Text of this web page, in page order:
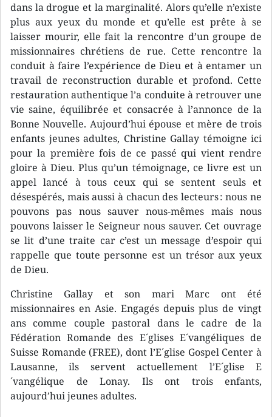
dans la drogue et la marginalité. Alors qu’elle n’existe
plus aux yeux du monde et qu’elle est prête à se
laisser mourir, elle fait la rencontre d’un groupe de
missionnaires chrétiens de rue. Cette rencontre la
conduit à faire l’expérience de Dieu et à entamer un
travail de reconstruction durable et profond. Cette
restauration authentique l’a conduite à retrouver une
vie saine, équilibrée et consacrée à l’annonce de la
Bonne Nouvelle. Aujourd’hui épouse et mère de trois
enfants jeunes adultes, Christine Gallay témoigne ici
pour la première fois de ce passé qui vient rendre
gloire à Dieu. Plus qu’un témoignage, ce livre est un
appel lancé à tous ceux qui se sentent seuls et
désespérés, mais aussi à chacun des lecteurs : nous ne
pouvons pas nous sauver nous-mêmes mais nous
pouvons laisser le Seigneur nous sauver. Cet ouvrage
se lit d’une traite car c’est un message d’espoir qui
rappelle que toute personne est un trésor aux yeux
de Dieu.
Christine Gallay et son mari Marc ont été
missionnaires en Asie. Engagés depuis plus de vingt
ans comme couple pastoral dans le cadre de la
Fédération Romande des E´glises E´vangéliques de
Suisse Romande (FREE), dont l’E´glise Gospel Center à
Lausanne, ils servent actuellement l’E´glise E
´vangélique de Lonay. Ils ont trois enfants,
aujourd’hui jeunes adultes.